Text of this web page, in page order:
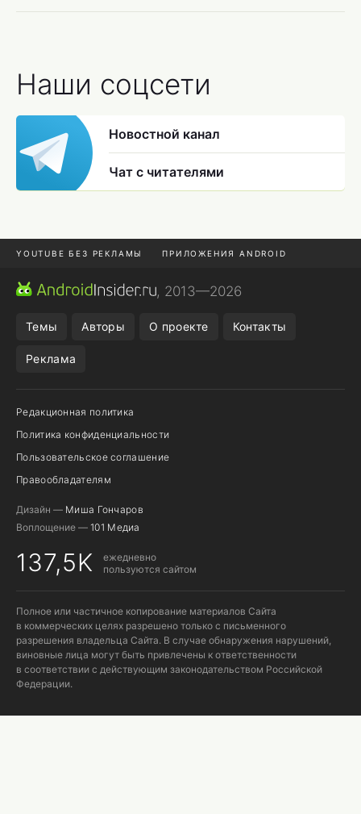
Наши соцсети
Новостной канал
Чат с читателями
YOUTUBE БЕЗ РЕКЛАМЫ ПРИЛОЖЕНИЯ ANDROID
МЕССЕНДЖЕРЫ ONE UI 8.5
, 2013—2026
Темы Авторы О проекте Контакты
Реклама
Редакционная политика
Политика конфиденциальности
Пользовательское соглашение
Правообладателям
Дизайн — Миша Гончаров
Воплощение — 101 Медиа
137,5K
ежедневно
пользуются сайтом
Полное или частичное копирование материалов Сайта
в коммерческих целях разрешено только с письменного
разрешения владельца Сайта. В случае обнаружения нарушений,
виновные лица могут быть привлечены к ответственности
в соответствии с действующим законодательством Российской
Федерации.